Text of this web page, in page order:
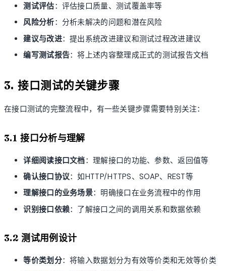
测试评估：评估接口质量、测试覆盖率等
风险分析：分析未解决的问题和潜在风险
建议与改进：提出系统改进建议和测试过程改进建议
编写测试报告：将上述内容整理成正式的测试报告文档
3. 接口测试的关键步骤
在接口测试的完整流程中，有一些关键步骤需要特别关注：
3.1 接口分析与理解
详细阅读接口文档：理解接口的功能、参数、返回值等
确认接口协议：如HTTP/HTTPS、SOAP、REST等
理解接口的业务场景：明确接口在业务流程中的作用
识别接口依赖：了解接口之间的调用关系和数据依赖
3.2 测试用例设计
等价类划分：将输入数据划分为有效等价类和无效等价类